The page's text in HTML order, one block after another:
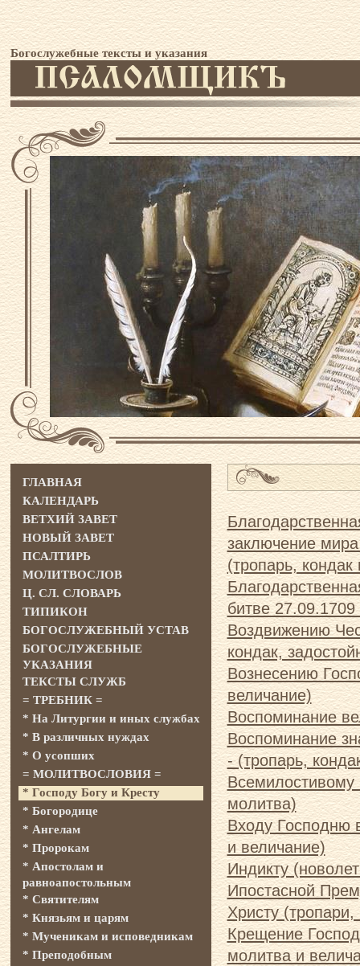
Богослужебные тексты и указания
заключение
(тропарь, кондак
битве
Воздвижению
кондак,
Вознесению
величание)
Воспоминание
Воспоминание
- (тропарь,
Всемилостивому
молитва)
Входу Господню
и величание)
Индикту
Ипостасной
Христу
Крещение
молитва и
ГЛАВНАЯ
КАЛЕНДАРЬ
ВЕТХИЙ ЗАВЕТ
НОВЫЙ ЗАВЕТ
ПСАЛТИРЬ
МОЛИТВОСЛОВ
Ц. СЛ. СЛОВАРЬ
ТИПИКОН
БОГОСЛУЖЕБНЫЙ УСТАВ
БОГОСЛУЖЕБНЫЕ
УКАЗАНИЯ
ТЕКСТЫ СЛУЖБ
= ТРЕБНИК =
* На Литургии и иных службах
* В различных нуждах
* О усопших
= МОЛИТВОСЛОВИЯ =
* Господу Богу и Кресту
* Богородице
* Ангелам
* Пророкам
* Апостолам и
равноапостольным
* Святителям
* Князьям и царям
* Мученикам и исповедникам
* Преподобным